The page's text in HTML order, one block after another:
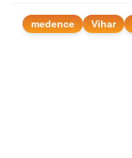
medence Vihar